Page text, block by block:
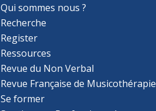
Qui sommes nous ?
Recherche
Register
Ressources
Revue du Non Verbal
Revue Française de Musicothérapie
Se former